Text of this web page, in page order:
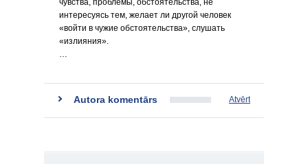
чувства, проблемы, обстоятельства, не
интересуясь тем, желает ли другой человек
«войти в чужие обстоятельства», слушать
«излияния».
…
Autora komentārs Atvērt